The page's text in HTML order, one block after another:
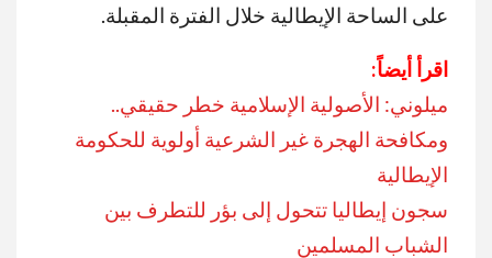
على الساحة الإيطالية خلال الفترة المقبلة.
اقرأ أيضاً:
ميلوني: الأصولية الإسلامية خطر حقيقي..
ومكافحة الهجرة غير الشرعية أولوية للحكومة
الإيطالية
سجون إيطاليا تتحول إلى بؤر للتطرف بين
الشباب المسلمين